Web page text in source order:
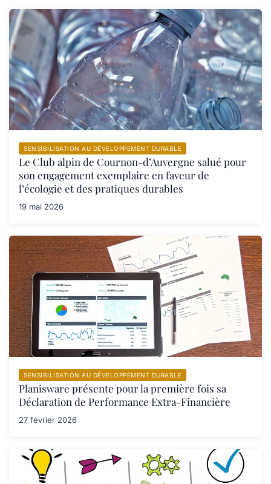
SENSIBILISATION AU DÉVELOPPEMENT DURABLE
Le Club alpin de Cournon-d’Auvergne salué pour
son engagement exemplaire en faveur de
l’écologie et des pratiques durables
19 mai 2026
SENSIBILISATION AU DÉVELOPPEMENT DURABLE
Planisware présente pour la première fois sa
Déclaration de Performance Extra-Financière
27 février 2026